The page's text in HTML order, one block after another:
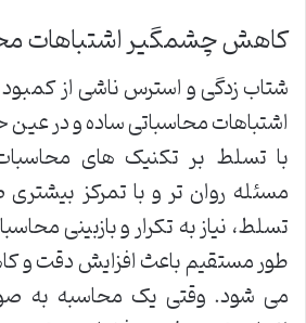
کاهش چشمگیر اشتباهات
شتاب زدگی و استرس ناشی از
اشتباهات محاسباتی ساده و در
با تسلط بر تکنیک های
مسئله روان تر و با تمرکز
تسلط، نیاز به تکرار و بازبینی
طور مستقیم باعث افزایش دقت
می شود. وقتی یک محاسبه به